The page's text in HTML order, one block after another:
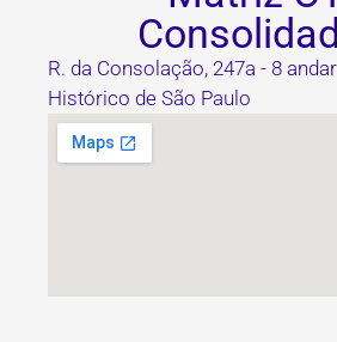
R. da Consolação, 247a - 8
Histórico de São Paulo